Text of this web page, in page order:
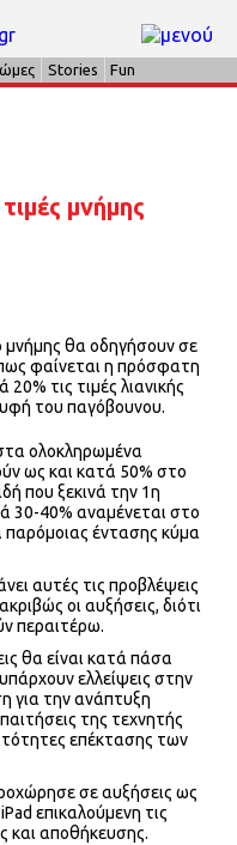
Stories Fun
μνήμης
μνήμης θα οδηγήσουν σε
φαίνεται η πρόσφατη
τις τιμές λιανικής
του παγόβουνου.
ολοκληρωμένα
ως και κατά 50% στο
που ξεκινά την 1η
30-40% αναμένεται στο
παρόμοιας έντασης κύμα
αυτές τις προβλέψεις
οι αυξήσεις, διότι
περαιτέρω.
θα είναι κατά πάσα
ελλείψεις στην
για την ανάπτυξη
της τεχνητής
επέκτασης των
σε αυξήσεις ως
επικαλούμενη τις
και αποθήκευσης.